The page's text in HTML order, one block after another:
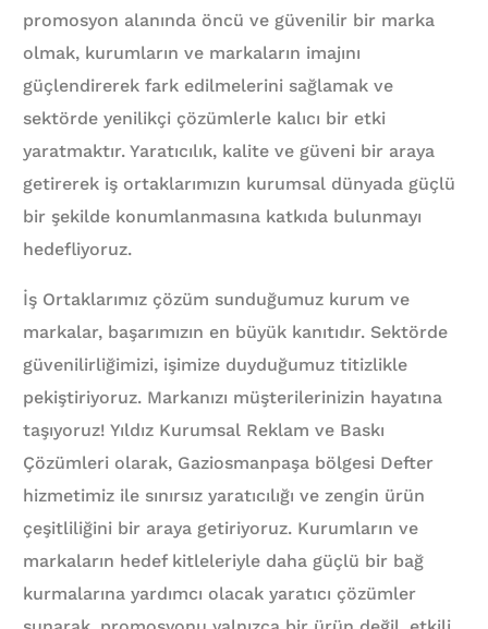
promosyon alanında öncü ve güvenilir bir marka
olmak, kurumların ve markaların imajını
güçlendirerek fark edilmelerini sağlamak ve
sektörde yenilikçi çözümlerle kalıcı bir etki
yaratmaktır. Yaratıcılık, kalite ve güveni bir araya
getirerek iş ortaklarımızın kurumsal dünyada güçlü
bir şekilde konumlanmasına katkıda bulunmayı
hedefliyoruz.
İş Ortaklarımız çözüm sunduğumuz kurum ve
markalar, başarımızın en büyük kanıtıdır. Sektörde
güvenilirliğimizi, işimize duyduğumuz titizlikle
pekiştiriyoruz. Markanızı müşterilerinizin hayatına
taşıyoruz! Yıldız Kurumsal Reklam ve Baskı
Çözümleri olarak, Gaziosmanpaşa bölgesi Defter
hizmetimiz ile sınırsız yaratıcılığı ve zengin ürün
çeşitliliğini bir araya getiriyoruz. Kurumların ve
markaların hedef kitleleriyle daha güçlü bir bağ
kurmalarına yardımcı olacak yaratıcı çözümler